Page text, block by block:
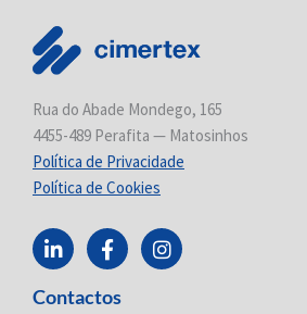
Rua do Abade Mondego, 165
4455-489 Perafita — Matosinhos
Política de Privacidade
Política de Cookies
L
i
n
k
F
a
c
e
I
n
s
Contactos